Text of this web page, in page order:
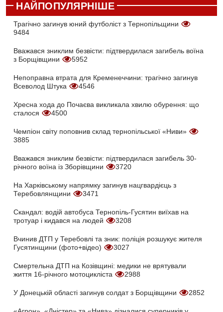
НАЙПОПУЛЯРНІШЕ
Трагічно загинув юний футболіст з Тернопільщини
9484
Вважався зниклим безвісти: підтвердилася загибель воїна
з Борщівщини
5952
Непоправна втрата для Кременеччини: трагічно загинув
Всеволод Штука
4546
Хресна хода до Почаєва викликала хвилю обурення: що
сталося
4500
Чемпіон світу поповнив склад тернопільської «Ниви»
3885
Вважався зниклим безвісти: підтвердилася загибель 30-
річного воїна із Зборівщини
3720
На Харківському напрямку загинув нацгвардієць з
Теребовлянщини
3471
Скандал: водій автобуса Тернопіль-Гусятин виїхав на
тротуар і кидався на людей
3208
Вчинив ДТП у Теребовлі та зник: поліція розшукує жителя
Гусятинщини (фото+відео)
3027
Смертельна ДТП на Козівщині: медики не врятували
життя 16-річного мотоцикліста
2988
У Донецькій області загинув солдат з Борщівщини 2852